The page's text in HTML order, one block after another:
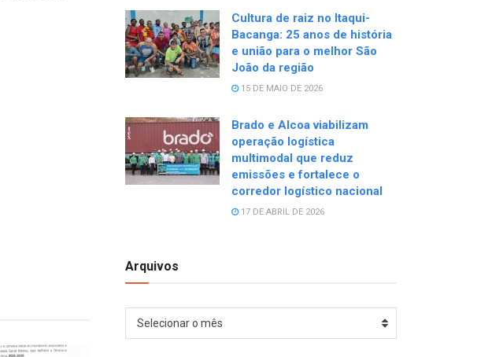
Cultura de raiz no Itaqui-
Bacanga: 25 anos de história
e união para o melhor São
João da região
15 DE MAIO DE 2026
Brado e Alcoa viabilizam
operação logística
multimodal que reduz
emissões e fortalece o
corredor logístico nacional
17 DE ABRIL DE 2026
Arquivos
Arquivos
Selecionar o mês